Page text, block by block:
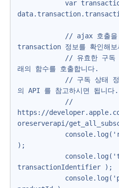
transaction 정보를 확인해보
래의 함수를 호출합니다.
의 API 를 참고하시면 됩니다.
https://
oreserverapi/
);
transactionIdentifier );